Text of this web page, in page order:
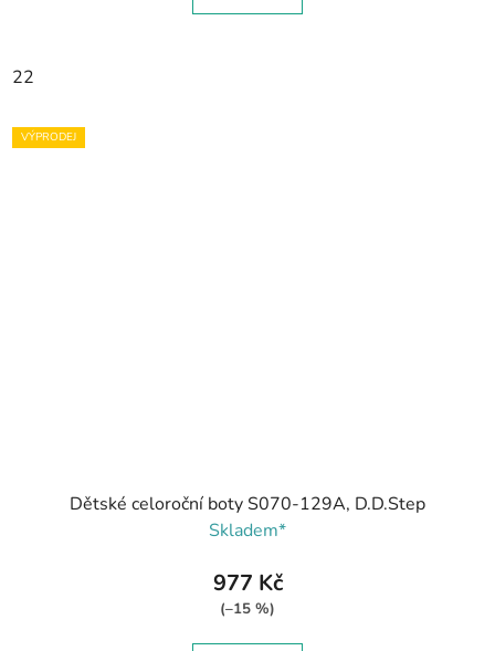
22
VÝPRODEJ
Dětské celoroční boty S070-129A, D.D.Step
Skladem*
977 Kč
(–15 %)